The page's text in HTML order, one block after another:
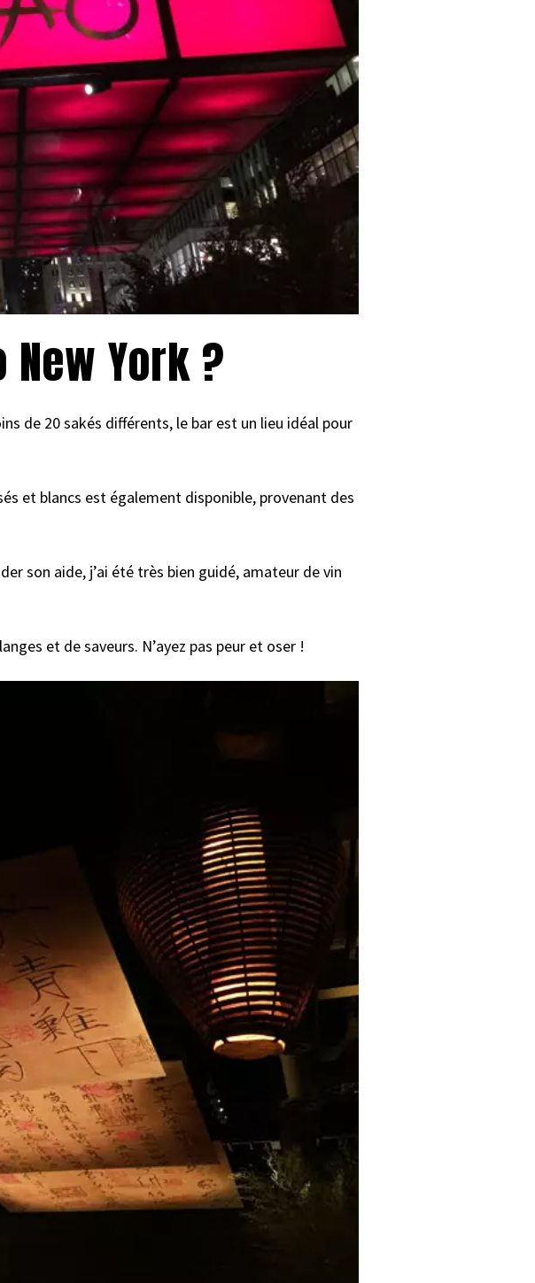
York ?
de 20 sakés différents, le bar est un lieu idéal pour
et blancs est également disponible, provenant des
son aide, j’ai été très bien guidé, amateur de vin
et de saveurs. N’ayez pas peur et oser !